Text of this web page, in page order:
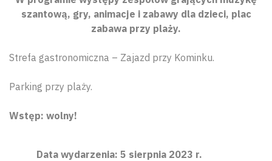
szantową, gry, animacje i zabawy dla dzieci, plac
zabawa przy plaży.
Strefa gastronomiczna – Zajazd przy Kominku.
Parking przy plaży.
Wstęp: wolny!
Data wydarzenia: 5 sierpnia 2023 r.